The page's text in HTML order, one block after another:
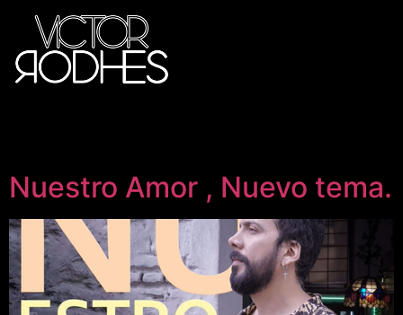
Nuestro Amor , Nuevo tema.